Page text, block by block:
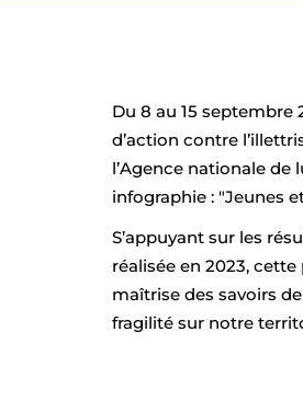
Du 8 au 15 septembre
d’action contre
l’Agence nationale
infographie : "Jeunes
S’appuyant sur les
réalisée en 2023,
maîtrise des savoirs
fragilité sur notre